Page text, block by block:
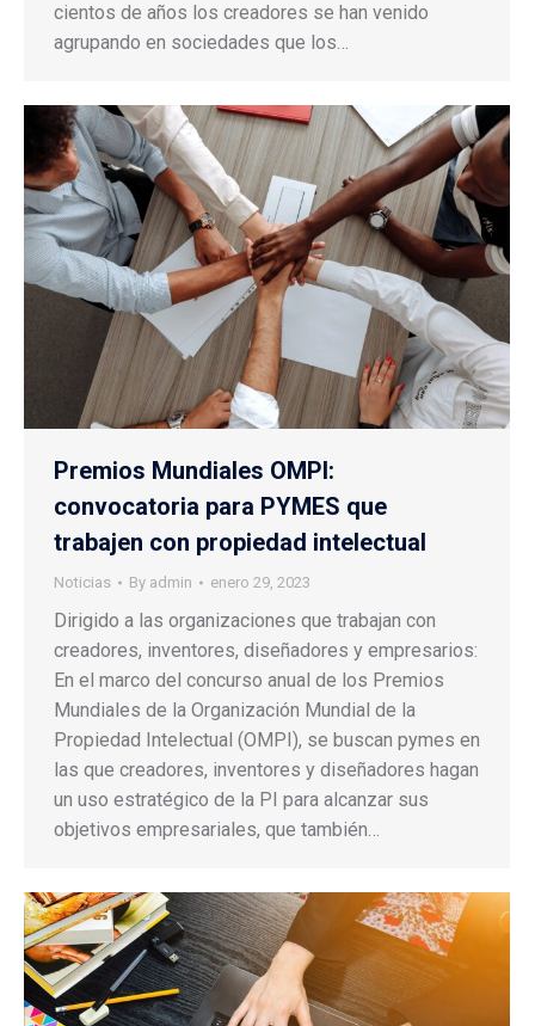
cientos de años los creadores se han venido
agrupando en sociedades que los…
Premios Mundiales OMPI:
convocatoria para PYMES que
trabajen con propiedad intelectual
Noticias By admin enero 29, 2023
Dirigido a las organizaciones que trabajan con
creadores, inventores, diseñadores y empresarios:
En el marco del concurso anual de los Premios
Mundiales de la Organización Mundial de la
Propiedad Intelectual (OMPI), se buscan pymes en
las que creadores, inventores y diseñadores hagan
un uso estratégico de la PI para alcanzar sus
objetivos empresariales, que también…